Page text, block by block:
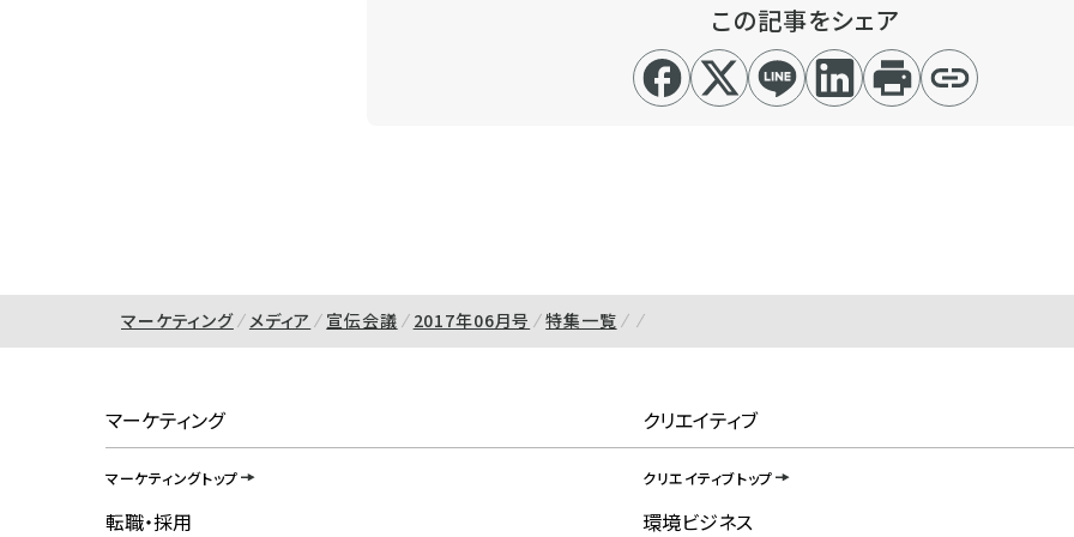
この記事をシェア
マーケティング メディア 宣伝会議 2017年06月号 特集一覧
マーケティング
マーケティングトップ
クリエイティブ
クリエイティブトップ
転職・採用 環境ビジネス